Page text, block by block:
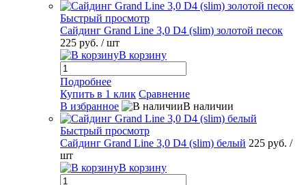
Быстрый просмотр
Сайдинг Grand Line 3,0 D4 (slim) золотой песок
225 руб. / шт
В корзину
Подробнее
Купить в 1 клик Сравнение
В избранное
В наличии
Быстрый просмотр
Сайдинг Grand Line 3,0 D4 (slim) белый 225 руб. /
шт
В корзину